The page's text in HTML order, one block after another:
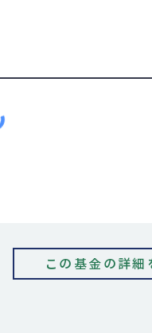
この基金の詳細